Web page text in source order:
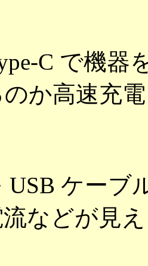
C で機器
か高速充
USB ケーブ
などが見